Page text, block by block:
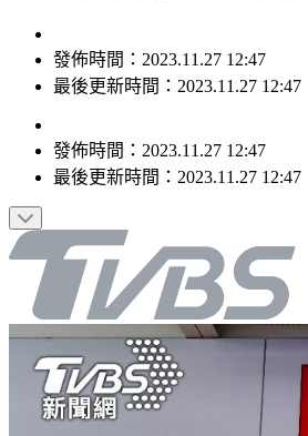
發佈時間：2023.11.27 12:47
最後更新時間：2023.11.27 12:47
發佈時間： 2023.11.27 12:47
最後更新時間： 2023.11.27 12:47